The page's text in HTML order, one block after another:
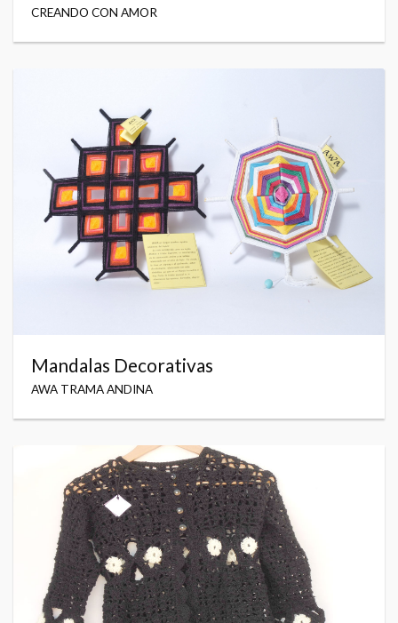
CREANDO CON AMOR
Mandalas Decorativas
AWA TRAMA ANDINA